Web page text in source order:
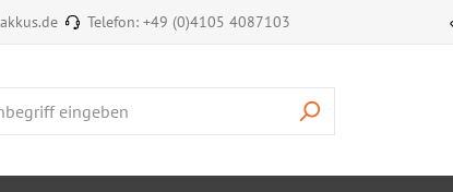
Telefon: +49 (0)4105 4087103